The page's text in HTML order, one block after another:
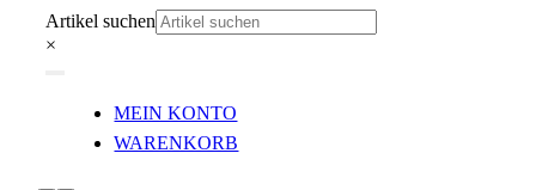
Inhalt
Artikel suchen
×
Navigation
MEIN KONTO
WARENKORB